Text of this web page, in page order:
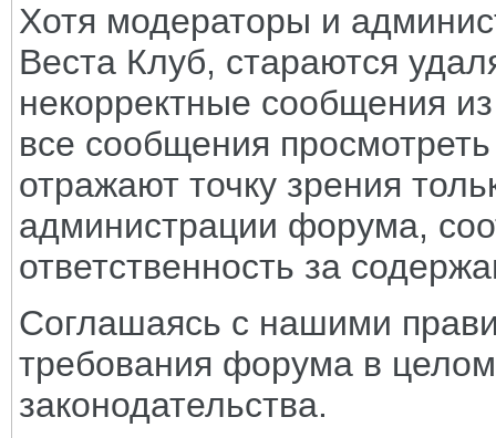
Хотя модераторы и
Веста Клуб, стараются
некорректные сообщения
все сообщения
отражают точку зрения
администрации форума,
ответственность за
Соглашаясь с нашими
требования форума в
законодательства.